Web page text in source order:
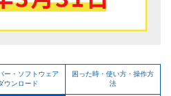
ー・ソフトウェア
ウンロード
困った時・使い方・操作方
法